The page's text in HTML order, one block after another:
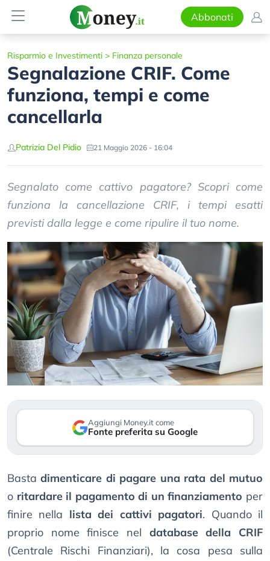
Abbonati
Risparmio e Investimenti > Finanza personale
Segnalazione CRIF. Come
funziona, tempi e come
cancellarla
Patrizia Del Pidio 21 Maggio 2026 - 16:04
Segnalato come cattivo pagatore? Scopri come
funziona la cancellazione CRIF, i tempi esatti
previsti dalla legge e come ripulire il tuo nome.
Aggiungi Money.it come
Fonte preferita su Google
Bastadimenticare di pagare una rata del mutuo
o ritardare il pagamento di un finanziamento per
finire nella lista dei cattivi pagatori. Quando il
proprio nome finisce nel database della CRIF
(Centrale Rischi Finanziari), la cosa pesa sulla